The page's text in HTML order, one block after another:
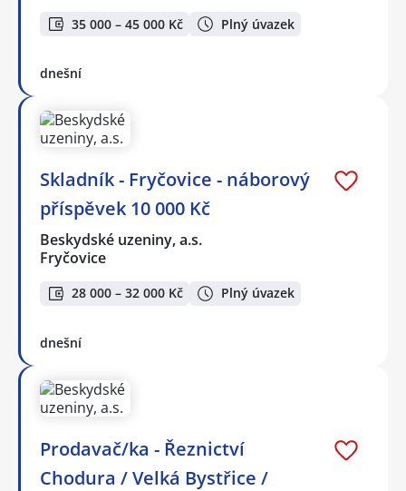
35 000 – 45 000 Kč Plný úvazek
dnešní
Skladník - Fryčovice - náborový
příspěvek 10 000 Kč
Beskydské uzeniny, a.s.
Fryčovice
28 000 – 32 000 Kč Plný úvazek
dnešní
Prodavač/ka - Řeznictví
Chodura / Velká Bystřice /